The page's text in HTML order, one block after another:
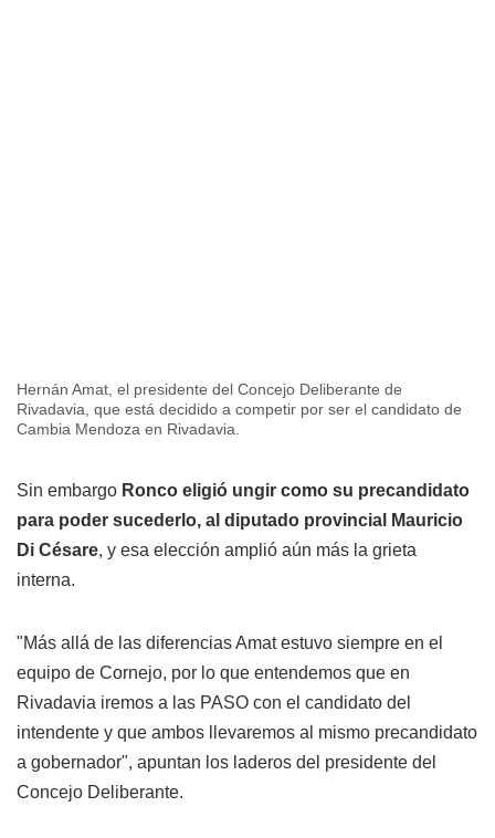
Hernán Amat, el presidente del Concejo Deliberante de
Rivadavia, que está decidido a competir por ser el candidato de
Cambia Mendoza en Rivadavia.
Sin embargo Ronco eligió ungir como su precandidato
para poder sucederlo, al diputado provincial Mauricio
Di Césare, y esa elección amplió aún más la grieta
interna.
"Más allá de las diferencias Amat estuvo siempre en el
equipo de Cornejo, por lo que entendemos que en
Rivadavia iremos a las PASO con el candidato del
intendente y que ambos llevaremos al mismo precandidato
a gobernador", apuntan los laderos del presidente del
Concejo Deliberante.